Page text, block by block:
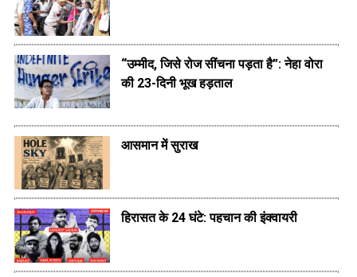
“उम्मीद, जिसे रोज सींचना पड़ता है”: नेहा वोरा
की 23-दिनी भूख हड़ताल
आसमान में सुराख
हिरासत के 24 घंटे: पहचान की इंक्वायरी